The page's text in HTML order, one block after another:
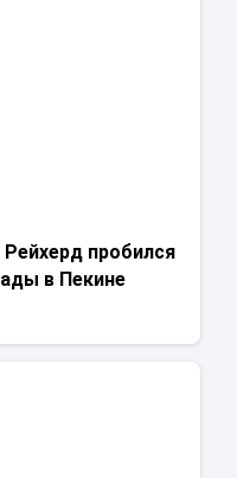
Рейхерд пробился
в Пекине